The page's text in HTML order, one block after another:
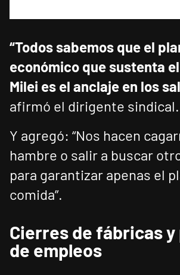
“Todos sabemos que el
económico que sustenta
Milei es el anclaje en los
afirmó el dirigente sindical.
Y agregó: “Nos hacen
hambre o salir a buscar
para garantizar apenas el
comida”.
Cierres de fábricas
de empleos